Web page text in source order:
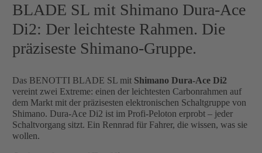
BLADE SL mit Shimano Dura-Ace
Di2: Der leichteste Rahmen. Die
präziseste Shimano-Gruppe.
Das BENOTTI BLADE SL mit Shimano Dura-Ace Di2
vereint zwei Extreme: einen der leichtesten Carbonrahmen auf
dem Markt mit der präzisesten elektronischen Schaltgruppe von
Shimano. Dura-Ace Di2 ist im Profi-Peloton erprobt – jeder
Schaltvorgang sitzt. Ein Rennrad für Fahrer, die wissen, was sie
wollen.